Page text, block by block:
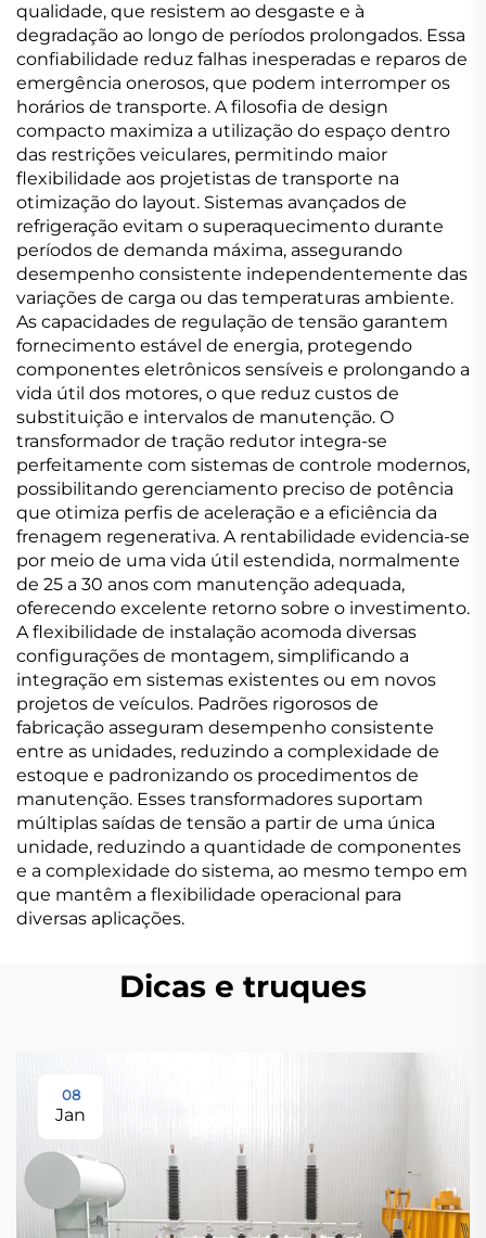
qualidade, que resistem ao desgaste e à
degradação ao longo de períodos prolongados. Essa
confiabilidade reduz falhas inesperadas e reparos de
emergência onerosos, que podem interromper os
horários de transporte. A filosofia de design
compacto maximiza a utilização do espaço dentro
das restrições veiculares, permitindo maior
flexibilidade aos projetistas de transporte na
otimização do layout. Sistemas avançados de
refrigeração evitam o superaquecimento durante
períodos de demanda máxima, assegurando
desempenho consistente independentemente das
variações de carga ou das temperaturas ambiente.
As capacidades de regulação de tensão garantem
fornecimento estável de energia, protegendo
componentes eletrônicos sensíveis e prolongando a
vida útil dos motores, o que reduz custos de
substituição e intervalos de manutenção. O
transformador de tração redutor integra-se
perfeitamente com sistemas de controle modernos,
possibilitando gerenciamento preciso de potência
que otimiza perfis de aceleração e a eficiência da
frenagem regenerativa. A rentabilidade evidencia-se
por meio de uma vida útil estendida, normalmente
de 25 a 30 anos com manutenção adequada,
oferecendo excelente retorno sobre o investimento.
A flexibilidade de instalação acomoda diversas
configurações de montagem, simplificando a
integração em sistemas existentes ou em novos
projetos de veículos. Padrões rigorosos de
fabricação asseguram desempenho consistente
entre as unidades, reduzindo a complexidade de
estoque e padronizando os procedimentos de
manutenção. Esses transformadores suportam
múltiplas saídas de tensão a partir de uma única
unidade, reduzindo a quantidade de componentes
e a complexidade do sistema, ao mesmo tempo em
que mantêm a flexibilidade operacional para
diversas aplicações.
Dicas e truques
08
Jan